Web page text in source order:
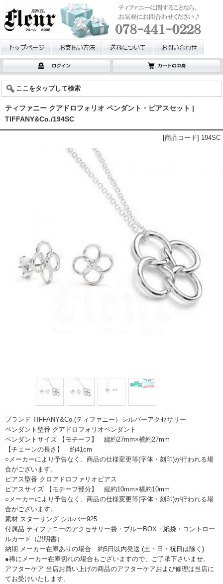
ここをタップして検索
ティファニー クアドロフォリオ ペンダント・ピアスセット |
TIFFANY&Co./194SC
[商品コード] 194SC
ブランド TIFFANY&Co.(ティファニー）シルバーアクセサリー
ペンダント型番 クアドロフォリオペンダント
ペンダントサイズ 【モチーフ】 縦約27mm×横約27mm
【チェーンの長さ】 約41cm
○メーカーにより予告なく、商品の仕様変更等(字体・刻印)が行われる場
合がございます。
ピアス型番 クロアドロファリオピアス
ピアスサイズ 【モチーフ部分】 縦約10mm×横約10mm
○メーカーにより予告なく、商品の仕様変更等(字体・刻印)が行われる場
合がございます。
素材 スターリング シルバー925
付属品 ティファニーのアクセサリー袋・ブルーBOX・紙袋・コントロー
ルカード（説明書）
納期 メーカー在庫ありの場合 約5日以内発送 (土・日・祝日は除く)
●稀にメーカー在庫切れの場合もございますので、ご了承下さいませ。
アフターケア 当店お買い上げの商品のアフターケアおよび修理は当店に
てお受けいたします。